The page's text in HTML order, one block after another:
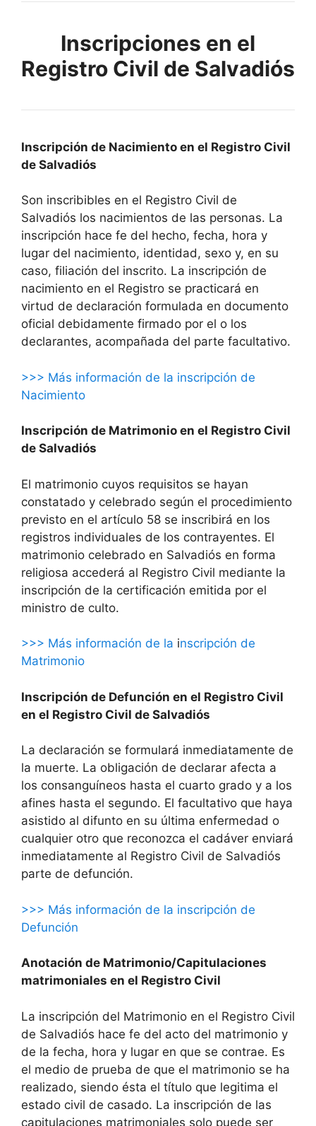
Inscripciones en el
Registro Civil de Salvadiós
Inscripción de Nacimiento en el Registro Civil
de Salvadiós
Son inscribibles en el Registro Civil de
Salvadiós los nacimientos de las personas. La
inscripción hace fe del hecho, fecha, hora y
lugar del nacimiento, identidad, sexo y, en su
caso, filiación del inscrito. La inscripción de
nacimiento en el Registro se practicará en
virtud de declaración formulada en documento
oficial debidamente firmado por el o los
declarantes, acompañada del parte facultativo.
>>> Más información de la inscripción de
Nacimiento
Inscripción de Matrimonio en el Registro Civil
de Salvadiós
El matrimonio cuyos requisitos se hayan
constatado y celebrado según el procedimiento
previsto en el artículo 58 se inscribirá en los
registros individuales de los contrayentes. El
matrimonio celebrado en Salvadiós en forma
religiosa accederá al Registro Civil mediante la
inscripción de la certificación emitida por el
ministro de culto.
>>> Más información de la inscripción de
Matrimonio
Inscripción de Defunción en el Registro Civil
en el Registro Civil de Salvadiós
La declaración se formulará inmediatamente de
la muerte. La obligación de declarar afecta a
los consanguíneos hasta el cuarto grado y a los
afines hasta el segundo. El facultativo que haya
asistido al difunto en su última enfermedad o
cualquier otro que reconozca el cadáver enviará
inmediatamente al Registro Civil de Salvadiós
parte de defunción.
>>> Más información de la inscripción de
Defunción
Anotación de Matrimonio/Capitulaciones
matrimoniales en el Registro Civil
La inscripción del Matrimonio en el Registro Civil
de Salvadiós hace fe del acto del matrimonio y
de la fecha, hora y lugar en que se contrae. Es
el medio de prueba de que el matrimonio se ha
realizado, siendo ésta el título que legitima el
estado civil de casado. La inscripción de las
capitulaciones matrimoniales solo puede ser